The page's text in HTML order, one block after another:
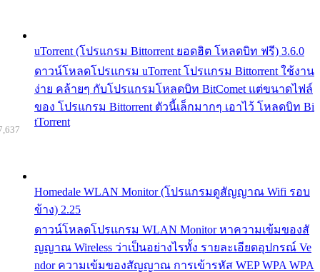
uTorrent (โปรแกรม Bittorrent ยอดฮิต โหลดบิท ฟรี) 3.6.0
ดาวน์โหลดโปรแกรม uTorrent โปรแกรม Bittorrent ใช้งาน
ง่าย คล้ายๆ กับโปรแกรมโหลดบิท BitComet แต่ขนาดไฟล์
ของ โปรแกรม Bittorrent ตัวนี้เล็กมากๆ เอาไว้ โหลดบิท Bi
tTorrent
Homedale WLAN Monitor (โปรแกรมดูสัญญาณ Wifi รอบ
ข้าง) 2.25
ดาวน์โหลดโปรแกรม WLAN Monitor หาความเข้มของสั
ญญาณ Wireless ว่าเป็นอย่างไรทั้ง รายละเอียดอุปกรณ์ Ve
ndor ความเข้มของสัญญาณ การเข้ารหัส WEP WPA WPA